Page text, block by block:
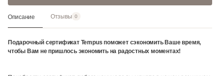
Описание Отзывы 0
Подарочный сертификат Tempus поможет сэкономить Ваше время,
чтобы Вам не пришлось экономить на радостных моментах!